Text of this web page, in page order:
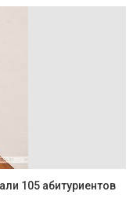
105 абитуриентов